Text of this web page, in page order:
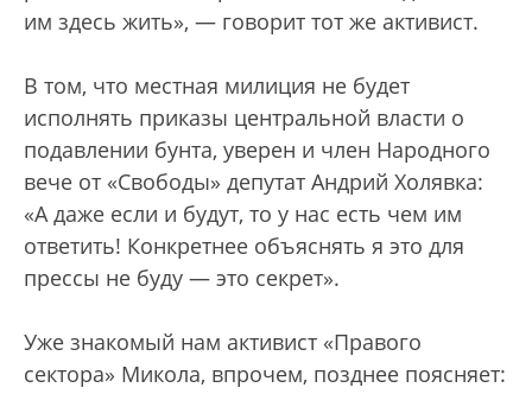
им здесь жить», — говорит тот же активист.
В том, что местная милиция не будет
исполнять приказы центральной власти о
подавлении бунта, уверен и член Народного
вече от «Свободы» депутат Андрий Холявка:
«А даже если и будут, то у нас есть чем им
ответить! Конкретнее объяснять я это для
прессы не буду — это секрет».
Уже знакомый нам активист «Правого
сектора» Микола, впрочем, позднее поясняет: